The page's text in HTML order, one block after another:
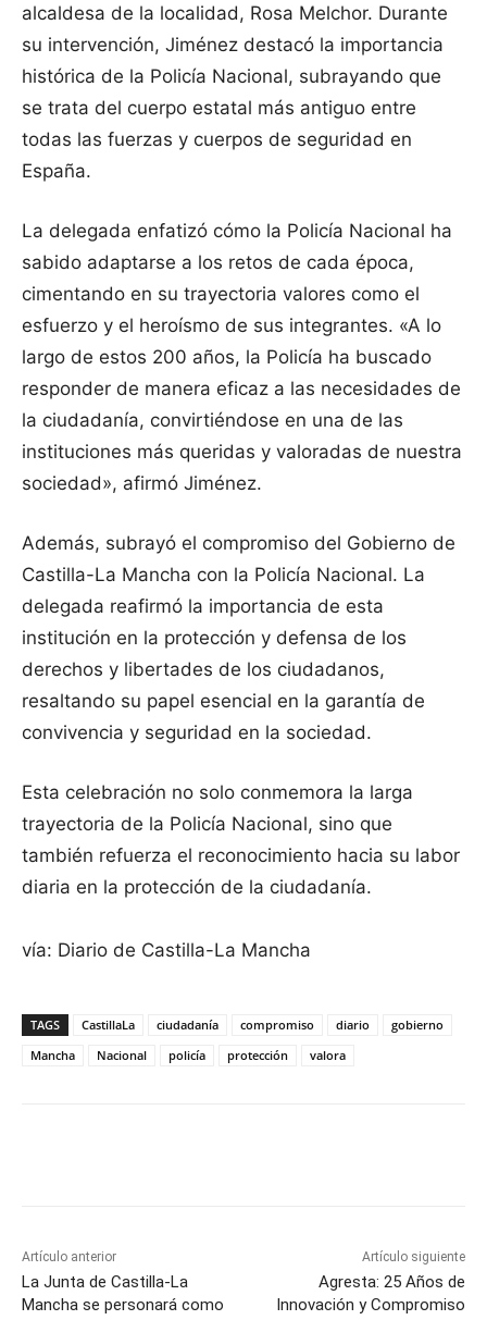
alcaldesa de la localidad, Rosa Melchor. Durante
su intervención, Jiménez destacó la importancia
histórica de la Policía Nacional, subrayando que
se trata del cuerpo estatal más antiguo entre
todas las fuerzas y cuerpos de seguridad en
España.
La delegada enfatizó cómo la Policía Nacional ha
sabido adaptarse a los retos de cada época,
cimentando en su trayectoria valores como el
esfuerzo y el heroísmo de sus integrantes. «A lo
largo de estos 200 años, la Policía ha buscado
responder de manera eficaz a las necesidades de
la ciudadanía, convirtiéndose en una de las
instituciones más queridas y valoradas de nuestra
sociedad», afirmó Jiménez.
Además, subrayó el compromiso del Gobierno de
Castilla-La Mancha con la Policía Nacional. La
delegada reafirmó la importancia de esta
institución en la protección y defensa de los
derechos y libertades de los ciudadanos,
resaltando su papel esencial en la garantía de
convivencia y seguridad en la sociedad.
Esta celebración no solo conmemora la larga
trayectoria de la Policía Nacional, sino que
también refuerza el reconocimiento hacia su labor
diaria en la protección de la ciudadanía.
vía: Diario de Castilla-La Mancha
TAGS CastillaLa ciudadanía compromiso diario
gobierno
Mancha
Nacional policía protección valora
Artículo anterior
La Junta de Castilla-La
Mancha se personará como
Artículo siguiente
Agresta: 25 Años de
Innovación y Compromiso